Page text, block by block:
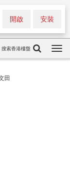
安裝
開啟
搜索香港樓盤
田